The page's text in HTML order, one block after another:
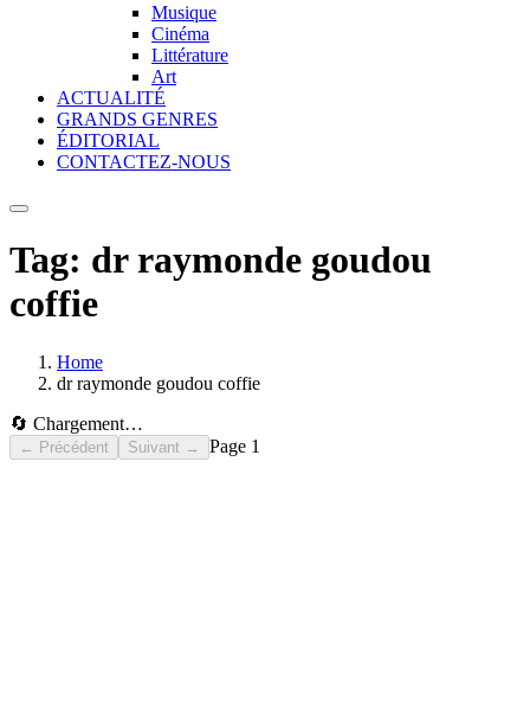
Musique
Cinéma
Littérature
Art
ACTUALITÉ
GRANDS GENRES
ÉDITORIAL
CONTACTEZ-NOUS
Tag: dr raymonde goudou
coffie
Home
dr raymonde goudou coffie
🔄 Chargement…
← Précédent Suivant → Page 1